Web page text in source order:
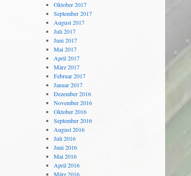
Oktober 2017
September 2017
August 2017
Juli 2017
Juni 2017
Mai 2017
April 2017
März 2017
Februar 2017
Januar 2017
Dezember 2016
November 2016
Oktober 2016
September 2016
August 2016
Juli 2016
Juni 2016
Mai 2016
April 2016
März 2016